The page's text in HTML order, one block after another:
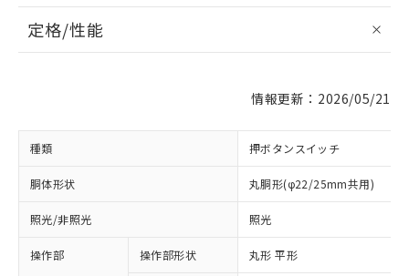
定格/性能
情報更新：2026/05/21
種類 押ボタンスイッチ
胴体形状 丸胴形(φ22/25mm共用)
照光/非照光 照光
操作部 操作部形状 丸形 平形